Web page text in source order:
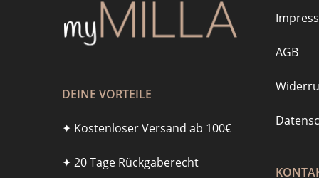
DEINE VORTEILE
✦ Kostenloser Versand ab 100€
✦ 20 Tage Rückgaberecht
AGB